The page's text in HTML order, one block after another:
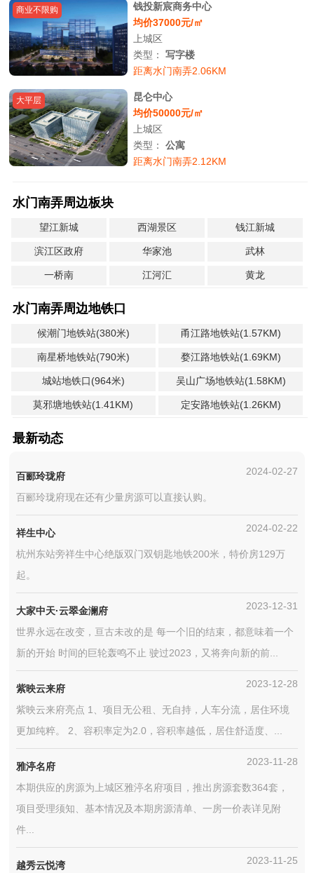
商业不限购
钱投新宸商务中心
均价37000元/㎡
上城区
类型：写字楼
距离水门南弄2.06KM
大平层
昆仑中心
均价50000元/㎡
上城区
类型：公寓
距离水门南弄2.12KM
水门南弄周边板块
望江新城 西湖景区 钱江新城
滨江区政府 华家池 武林
一桥南 江河汇 黄龙
水门南弄周边地铁口
候潮门地铁站(380米) 甬江路地铁站(1.57KM)
南星桥地铁站(790米) 婺江路地铁站(1.69KM)
城站地铁口(964米) 吴山广场地铁站(1.58KM)
莫邪塘地铁站(1.41KM) 定安路地铁站(1.26KM)
最新动态
百郦玲珑府 2024-02-27
百郦玲珑府现在还有少量房源可以直接认购。
祥生中心 2024-02-22
杭州东站旁祥生中心绝版双门双钥匙地铁200米，特价房129万
起。
大家中天·云翠金澜府 2023-12-31
世界永远在改变，亘古未改的是 每一个旧的结束，都意味着一个
新的开始 时间的巨轮轰鸣不止 驶过2023，又将奔向新的前...
紫映云来府 2023-12-28
紫映云来府亮点 1、项目无公租、无自持，人车分流，居住环境
更加纯粹。 2、容积率定为2.0，容积率越低，居住舒适度、...
雅渟名府 2023-11-28
本期供应的房源为上城区雅渟名府项目，推出房源套数364套，
项目受理须知、基本情况及本期房源清单、一房一价表详见附
件...
越秀云悦湾 2023-11-25